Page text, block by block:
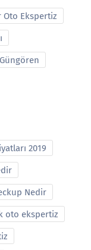
Oto Ekspertiz
2019
Nedir
oto ekspertiz